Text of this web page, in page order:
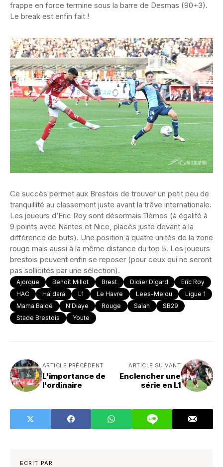
frappe en force termine sous la barre de Desmas (90+3).
Le break est enfin fait !
Ce succès permet aux Brestois de trouver un petit peu de
tranquillité au classement juste avant la trêve internationale.
Les joueurs d’Eric Roy sont désormais 11èmes (à égalité à
9 points avec Nantes et Nice, placés juste devant à la
différence de buts). Une position à quatre unités de la zone
rouge mais aussi à la même distance du top 5. Les joueurs
brestois peuvent enfin se reposer (pour ceux qui ne seront
pas sollicités par une sélection).
Ajorque Benoît Millot Brest Didier Digard
Eric Roy
HAC
Haïdara L1 Le Havre Lees-Melou
Ligue 1
Mama Baldé
N'Diaye Rouge Salah
SB29
Stade Brestois
Youte
ARTICLE PRÉCÉDENT
L'importance de
l'ordinaire
ARTICLE SUIVANT
Enclencher une
série en L1
ECRIT PAR